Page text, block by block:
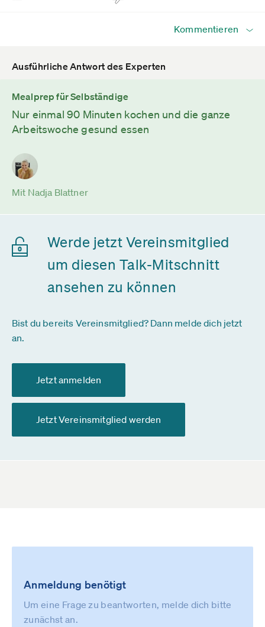
Kommentieren
Ausführliche Antwort des Experten
Mealprep für Selbständige
Nur einmal 90 Minuten kochen und die ganze
Arbeitswoche gesund essen
Mit Nadja Blattner
Werde jetzt Vereinsmitglied
um diesen Talk-Mitschnitt
ansehen zu können
Bist du bereits Vereinsmitglied? Dann melde dich jetzt
an.
Jetzt anmelden
Jetzt Vereinsmitglied werden
Anmeldung benötigt
Um eine Frage zu beantworten, melde dich bitte
zunächst an.